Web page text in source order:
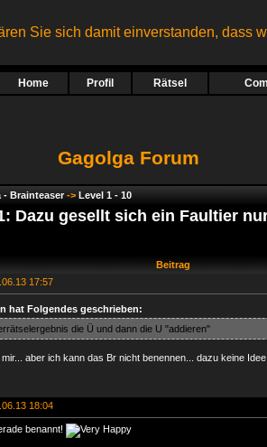
Sie sich damit einverstanden, dass
Home Profil Rätsel
Gagolga Forum
- Brainteaser-> Level 1 - 10
Dazu gesellt sich ein Faultier
Beitrag
17:57
hat Folgendes geschrieben:
die Ü und dann die U "addieren"
aber ich kann das Br nicht benennen... dazu keine
18:04
benannt!